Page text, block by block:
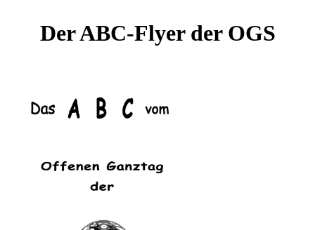
Der ABC-Flyer der OGS